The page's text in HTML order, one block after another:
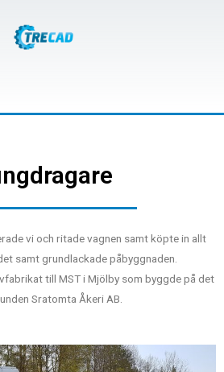
vi och ritade vagnen samt köpte in allt
samt grundlackade påbyggnaden.
till MST i Mjölby som byggde på det
Sratomta Åkeri AB.